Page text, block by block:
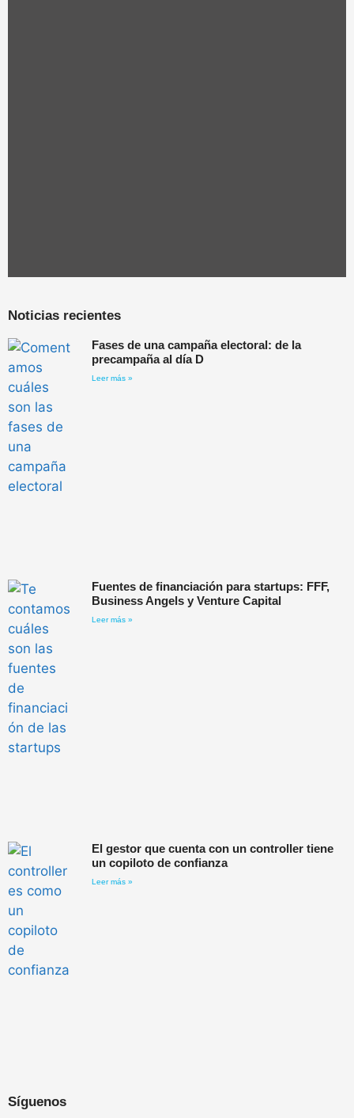
Noticias recientes
Fases de una campaña electoral: de la
precampaña al día D
Leer más »
Fuentes de financiación para startups: FFF,
Business Angels y Venture Capital
Leer más »
El gestor que cuenta con un controller tiene
un copiloto de confianza
Leer más »
Síguenos